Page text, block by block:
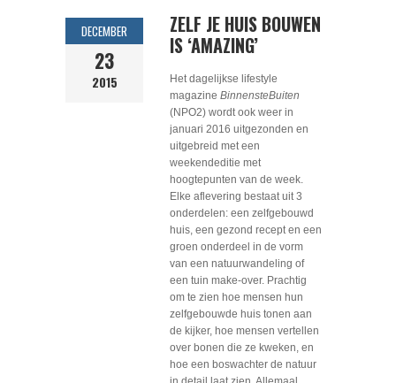
DECEMBER
23
2015
ZELF JE HUIS BOUWEN
IS ‘AMAZING’
Het dagelijkse lifestyle
magazine BinnensteBuiten
(NPO2) wordt ook weer in
januari 2016 uitgezonden en
uitgebreid met een
weekendeditie met
hoogtepunten van de week.
Elke aflevering bestaat uit 3
onderdelen: een zelfgebouwd
huis, een gezond recept en een
groen onderdeel in de vorm
van een natuurwandeling of
een tuin make-over. Prachtig
om te zien hoe mensen hun
zelfgebouwde huis tonen aan
de kijker, hoe mensen vertellen
over bonen die ze kweken, en
hoe een boswachter de natuur